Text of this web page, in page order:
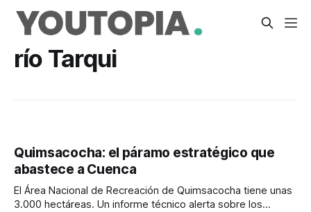
río Tarqui
Quimsacocha: el páramo estratégico que
abastece a Cuenca
El Área Nacional de Recreación de Quimsacocha tiene unas
3.000 hectáreas. Un informe técnico alerta sobre los